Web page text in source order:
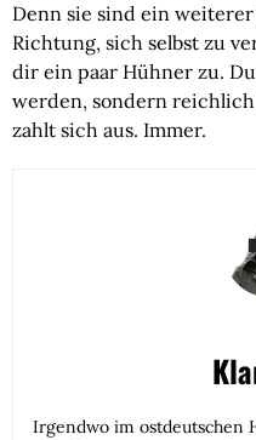
Denn sie sind ein
Richtung, sich selbst zu
dir ein paar Hühner zu.
werden, sondern
zahlt sich aus. Immer.
Irgendwo im ostdeutschen